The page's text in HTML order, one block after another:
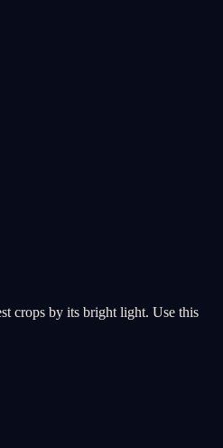
crops by its bright light. Use this